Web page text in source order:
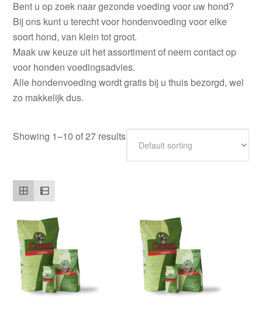
Bent u op zoek naar gezonde voeding voor uw hond?
Bij ons kunt u terecht voor hondenvoeding voor elke
soort hond, van klein tot groot.
Maak uw keuze uit het assortiment of neem contact op
voor honden voedingsadvies.
Alle hondenvoeding wordt gratis bij u thuis bezorgd, wel
zo makkelijk dus.
Showing 1–10 of 27 results